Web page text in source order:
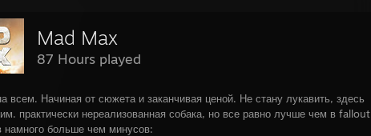
Mad Max
87 Hours played
всем. Начиная от сюжета и заканчивая ценой. Не стану лукавить, здесь
практически нереализованная собака, но все равно лучше чем в fallout
больше чем минусов: